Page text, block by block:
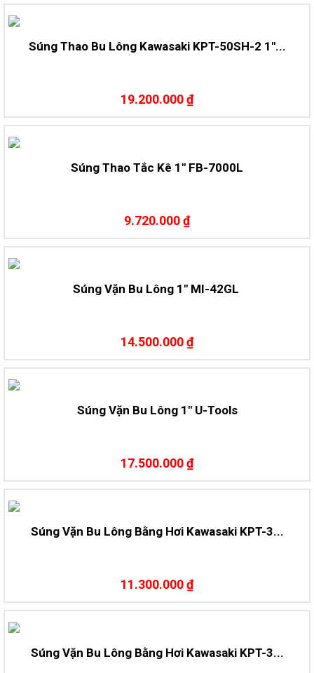
Súng Thao Bu Lông Kawasaki KPT-50SH-2 1″...
19.200.000 ₫
Súng Thao Tắc Kê 1″ FB-7000L
9.720.000 ₫
Súng Vặn Bu Lông 1″ MI-42GL
14.500.000 ₫
Súng Vặn Bu Lông 1″ U-Tools
17.500.000 ₫
Súng Vặn Bu Lông Bằng Hơi Kawasaki KPT-3...
11.300.000 ₫
Súng Vặn Bu Lông Bằng Hơi Kawasaki KPT-3...